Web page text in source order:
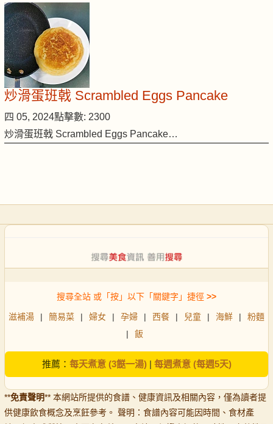
炒滑蛋班戟 Scrambled Eggs Pancake
四 05, 2024點擊數: 2300
炒滑蛋班戟 Scrambled Eggs Pancake…
搜尋全站 或「按」以下「關鍵字」捷徑 >>
滋補湯 | 簡易菜 | 婦女 | 孕婦 | 西餐 | 兒童 | 海鮮 |
粉麵
|
飯
推薦： 每天煮意 (3餸一湯)| 每週煮意 (每週5天)
**免責聲明** 本網站所提供的食譜、健康資訊及相關內容，僅為讀者提
供健康飲食概念及烹飪參考。 聲明：食譜內容可能因時間、食材產